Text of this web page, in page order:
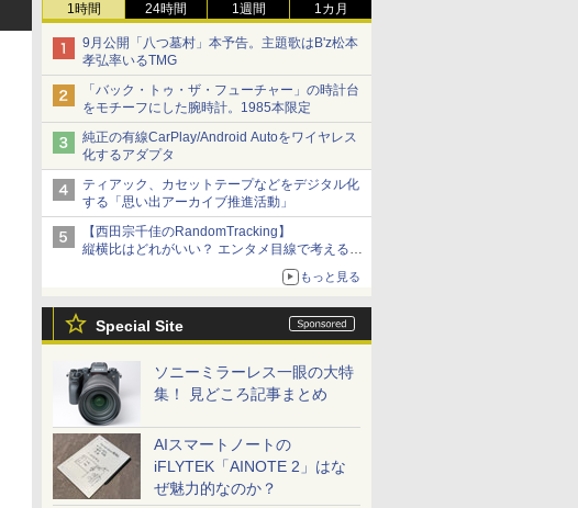
1時間 24時間 1週間 1カ月
9月公開「八つ墓村」本予告。主題歌はB'z松本
孝弘率いるTMG
「バック・トゥ・ザ・フューチャー」の時計台
をモチーフにした腕時計。1985本限定
純正の有線CarPlay/Android Autoをワイヤレス
化するアダプタ
ティアック、カセットテープなどをデジタル化
する「思い出アーカイブ推進活動」
【西田宗千佳のRandomTracking】
縦横比はどれがいい？ エンタメ目線で考える、
もっと見る
Special Site
ソニーミラーレス一眼の大特
集！ 見どころ記事まとめ
AIスマートノートの
iFLYTEK「AINOTE 2」はな
ぜ魅力的なのか？